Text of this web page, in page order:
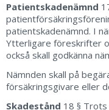
Patientskadenämnd
patientskadenämnd. I
Ytterligare föreskrifter
också skall godkänna
Nämnden skall på
försäkringsgivare eller
Skadestånd 18 §